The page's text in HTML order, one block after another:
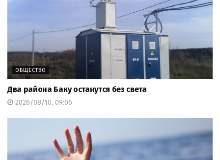
ОБЩЕСТВО
Два района Баку останутся без света
2026/08/10, 09:06